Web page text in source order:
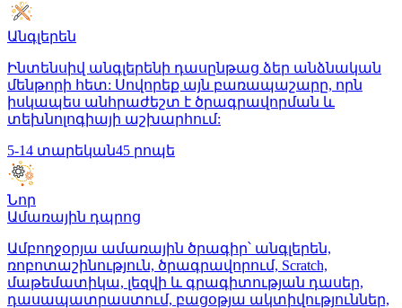
Անգլերեն
Ինտենսիվ անգլերենի դասընթաց ձեր անձնական
մենթորի հետ: Սովորեք այն բառապաշարը, որն
իսկապես անհրաժեշտ է ծրագրավորման և
տեխնոլոգիայի աշխարհում:
5-14 տարեկան45 րոպե
Նոր
Ամառային դպրոց
Ամբողջօրյա ամառային ծրագիր՝ անգլերեն,
ռոբոտաշինություն, ծրագրավորում, Scratch,
մաթեմատիկա, լեզվի և գրագիտության դասեր,
դասապատրաստում, բացօթյա ակտիվություններ,